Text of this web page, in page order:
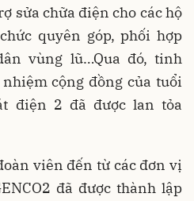
sửa chữa điện cho các hộ
quyên góp, phối hợp
vùng lũ…Qua đó, tinh
cộng đồng của tuổi
điện 2 đã được lan tỏa
viên đến từ các đơn vị
đã được thành lập